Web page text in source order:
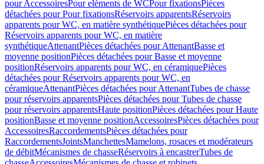
pour AccessoiresPour eléments de WCPour fixationsPièces
détachées pour Pour fixationsRéservoirs apparentsRéservoirs
apparents pour WC, en matière synthétiquePièces détachées pour
Réservoirs apparents pour WC, en matière
synthétiqueAttenantPièces détachées pour AttenantBasse et
moyenne positionPièces détachées pour Basse et moyenne
positionRéservoirs apparents pour WC, en céramiquePièces
détachées pour Réservoirs apparents pour WC, en
céramiqueAttenantPièces détachées pour AttenantTubes de chasse
pour réservoirs apparentsPièces détachées pour Tubes de chasse
pour réservoirs apparentsHaute positionPièces détachées pour Haute
positionBasse et moyenne positionAccessoiresPièces détachées pour
AccessoiresRaccordementsPièces détachées pour
RaccordementsJointsManchettesMamelons, rosaces et modérateurs
de débitMécanismes de chasseRéservoirs à encastrerTubes de